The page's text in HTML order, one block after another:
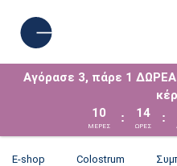
Αγόρασε 3, πάρε 1
10
ΜΈΡΕΣ
: 14
ΩΡΕΣ
:
E-shop Colostrum